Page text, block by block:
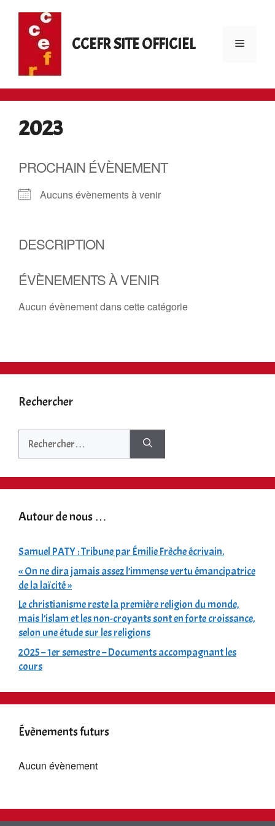
contenu
CCEFR SITE OFFICIEL Menu
2023
PROCHAIN ÉVÈNEMENT
Aucuns évènements à venir
DESCRIPTION
ÉVÈNEMENTS À VENIR
Aucun évènement dans cette catégorie
Rechercher
Rechercher :
Autour de nous …
Samuel PATY : Tribune par Émilie Frèche écrivain.
« On ne dira jamais assez l’immense vertu émancipatrice
de la laïcité »
Le christianisme reste la première religion du monde,
mais l’islam et les non-croyants sont en forte croissance,
selon une étude sur les religions
2025 – 1er semestre – Documents accompagnant les
cours
Évènements futurs
Aucun évènement